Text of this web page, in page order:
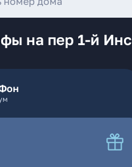
на пер 1-й